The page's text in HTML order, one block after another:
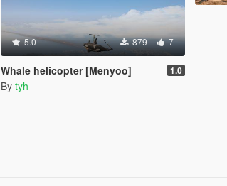
5.0 879 7
Whale helicopter [Menyoo] 1.0
By tyh